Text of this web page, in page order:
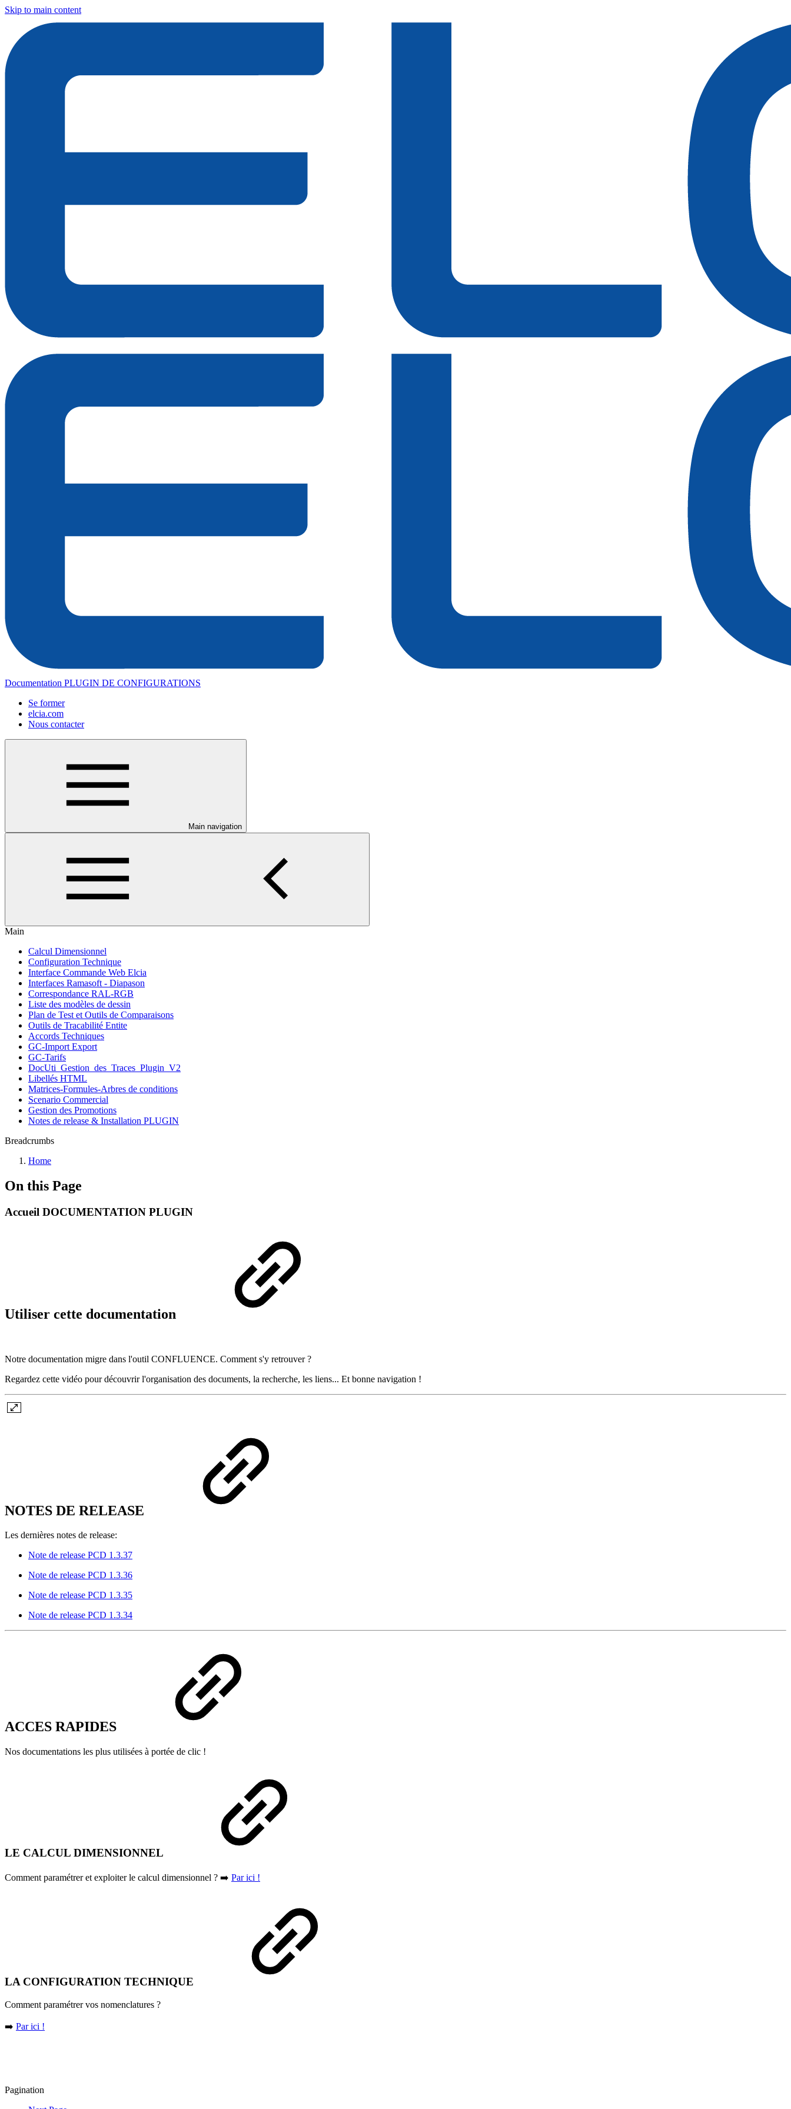
Skip to main content
Documentation PLUGIN DE CONFIGURATIONS
Se former
elcia.com
Nous contacter
Main navigation
Main
Calcul Dimensionnel
Configuration Technique
Interface Commande Web Elcia
Interfaces Ramasoft - Diapason
Correspondance RAL-RGB
Liste des modèles de dessin
Plan de Test et Outils de Comparaisons
Outils de Tracabilité Entite
Accords Techniques
GC-Import Export
GC-Tarifs
DocUti_Gestion_des_Traces_Plugin_V2
Libellés HTML
Matrices-Formules-Arbres de conditions
Scenario Commercial
Gestion des Promotions
Notes de release & Installation PLUGIN
Breadcrumbs
Home
On this Page
Accueil DOCUMENTATION PLUGIN
Utiliser cette documentation
Notre documentation migre dans l'outil CONFLUENCE. Comment s'y retrouver ?
Regardez cette vidéo pour découvrir l'organisation des documents, la recherche, les liens... Et bonne navigation !
NOTES DE RELEASE
Les dernières notes de release:
Note de release PCD 1.3.37
Note de release PCD 1.3.36
Note de release PCD 1.3.35
Note de release PCD 1.3.34
ACCES RAPIDES
Nos documentations les plus utilisées à portée de clic !
LE CALCUL DIMENSIONNEL
Comment paramétrer et exploiter le calcul dimensionnel ? ➡️ Par ici !
LA CONFIGURATION TECHNIQUE
Comment paramétrer vos nomenclatures ?
➡️ Par ici !
Pagination